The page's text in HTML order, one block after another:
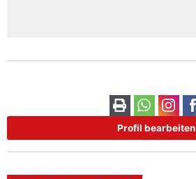
Profil bearbeiten